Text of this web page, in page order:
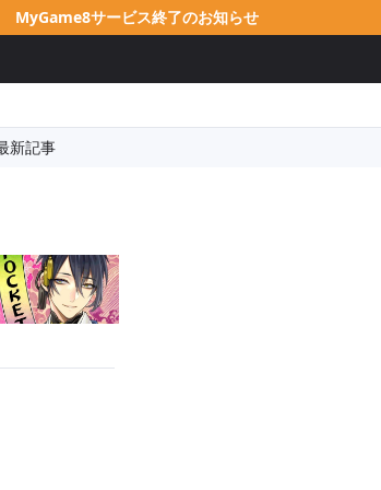
MyGame8サービス終了のお知らせ
新記事